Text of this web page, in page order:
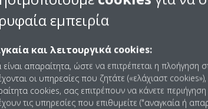
Εάν ο δρομολογητής έχει ρυθμιστεί στο κανάλι
άλλο κανάλι Wi-Fi εντός του εύρους 1-11.
εμπειρία
και λειτουργικά cookies:
είναι απαραίτητα, ώστε να επιτρέπεται η πλοήγηση
οι υπηρεσίες που ζητάτε («ελάχιαστ
cookies, σας επιτρέπουν να κάνετε
τις υπηρεσίες που επιθυμείτε ("αναγκαία ή